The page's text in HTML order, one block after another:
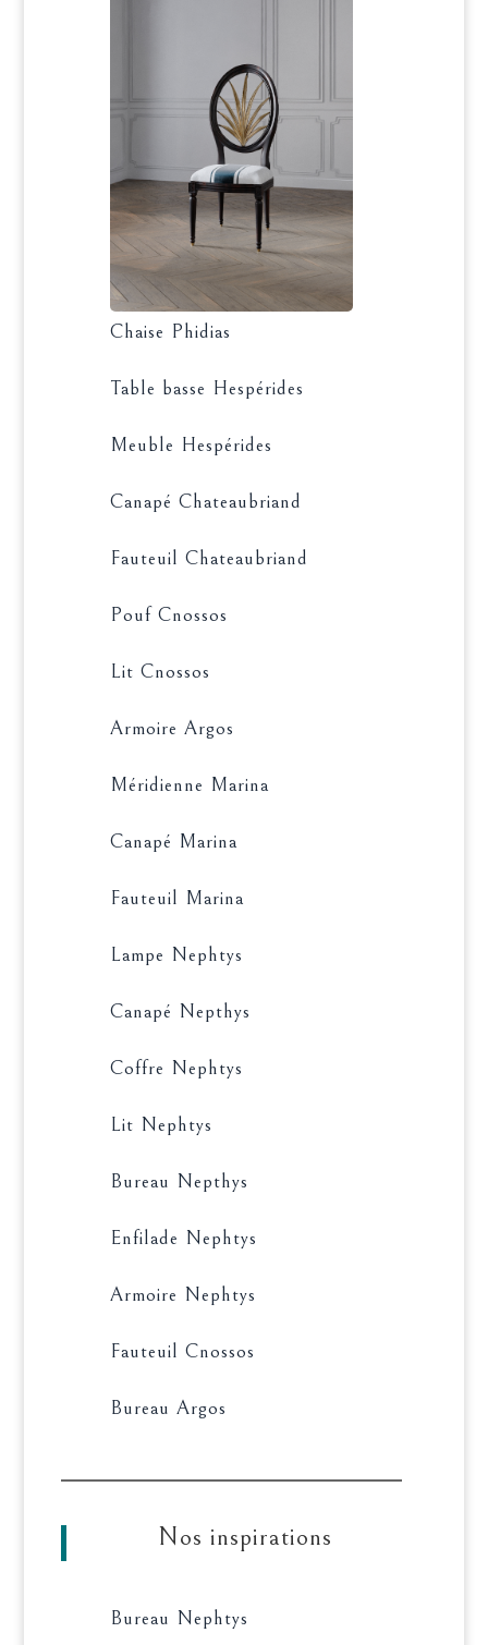
Chaise Phidias
Table basse Hespérides
Meuble Hespérides
Canapé Chateaubriand
Fauteuil Chateaubriand
Pouf Cnossos
Lit Cnossos
Armoire Argos
Méridienne Marina
Canapé Marina
Fauteuil Marina
Lampe Nephtys
Canapé Nepthys
Coffre Nephtys
Lit Nephtys
Bureau Nepthys
Enfilade Nephtys
Armoire Nephtys
Fauteuil Cnossos
Bureau Argos
Nos inspirations
Bureau Nephtys